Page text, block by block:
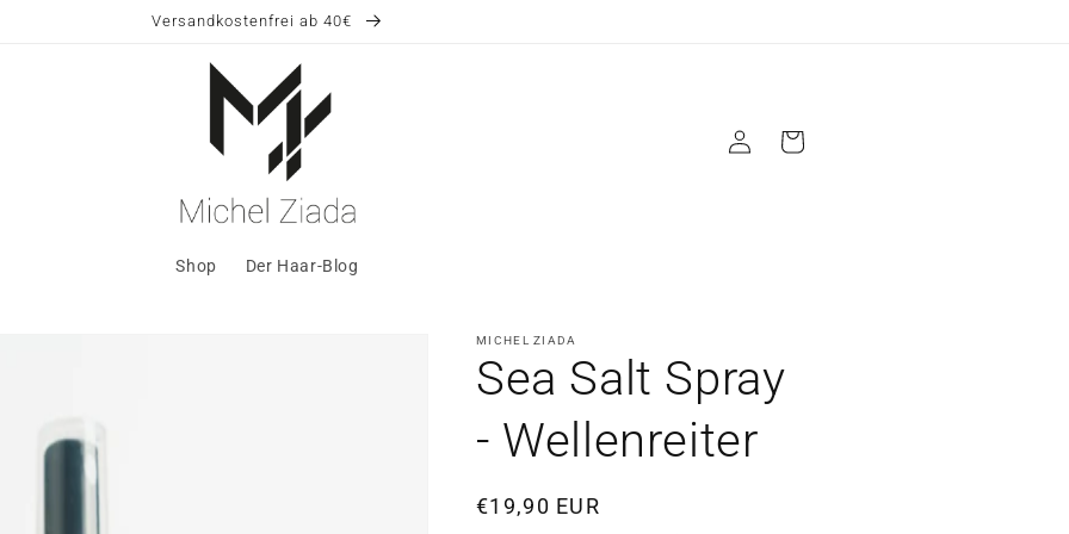
Versandkostenfrei ab 40€
Shop Der Haar-Blog
EinloggenWarenkorb
MICHEL ZIADA
Sea Salt Spray
- Wellenreiter
Normaler
€19,90 EUR